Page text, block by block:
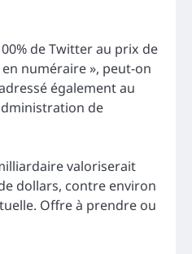
de Twitter au prix de
numéraire », peut-on
également au
de
valoriserait
dollars, contre environ
Offre à prendre ou